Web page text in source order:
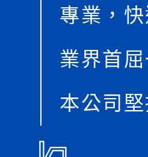
專業，
業界首
本公司